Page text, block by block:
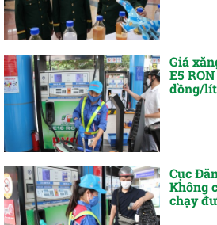
Giá
E5
đồng/lít
Cục
Không
chạy